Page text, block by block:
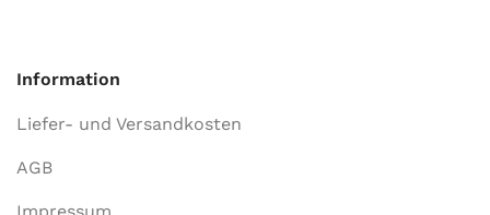
Information
Liefer- und Versandkosten
AGB